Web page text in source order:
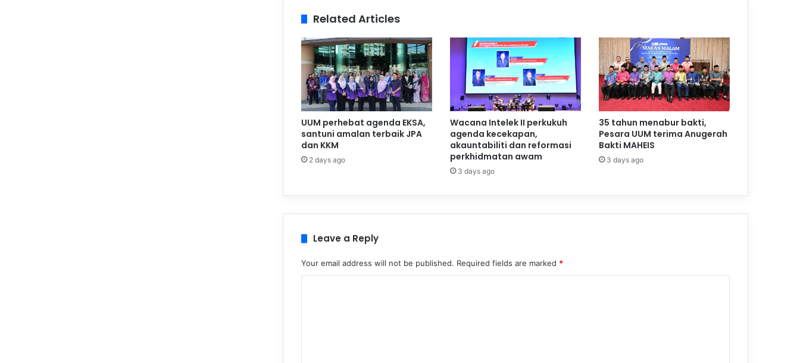
Related Articles
UUM perhebat agenda EKSA,
santuni amalan terbaik JPA
dan KKM
2 days ago
Wacana Intelek II perkukuh
agenda kecekapan,
akauntabiliti dan reformasi
perkhidmatan awam
3 days ago
35 tahun menabur bakti,
Pesara UUM terima Anugerah
Bakti MAHEIS
3 days ago
Leave a Reply
Your email address will not be published. Required fields are marked *